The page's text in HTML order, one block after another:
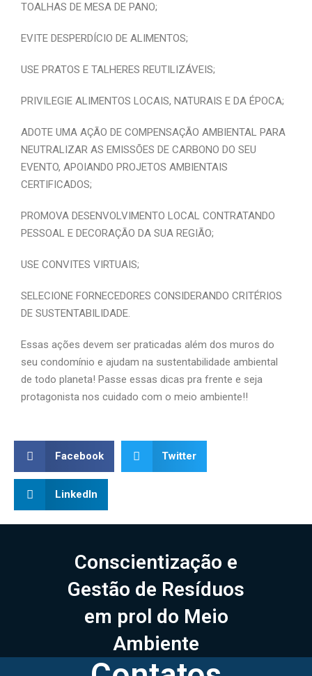
TOALHAS DE MESA DE PANO;
EVITE DESPERDÍCIO DE ALIMENTOS;
USE PRATOS E TALHERES REUTILIZÁVEIS;
PRIVILEGIE ALIMENTOS LOCAIS, NATURAIS E DA ÉPOCA;
ADOTE UMA AÇÃO DE COMPENSAÇÃO AMBIENTAL PARA
NEUTRALIZAR AS EMISSÕES DE CARBONO DO SEU
EVENTO, APOIANDO PROJETOS AMBIENTAIS
CERTIFICADOS;
PROMOVA DESENVOLVIMENTO LOCAL CONTRATANDO
PESSOAL E DECORAÇÃO DA SUA REGIÃO;
USE CONVITES VIRTUAIS;
SELECIONE FORNECEDORES CONSIDERANDO CRITÉRIOS
DE SUSTENTABILIDADE.
Essas ações devem ser praticadas além dos muros do
seu condomínio e ajudam na sustentabilidade ambiental
de todo planeta! Passe essas dicas pra frente e seja
protagonista nos cuidado com o meio ambiente!!
Facebook Twitter
LinkedIn
Conscientização e
Gestão de Resíduos
em prol do Meio
Ambiente